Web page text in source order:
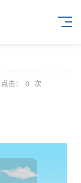
点击： 0 次